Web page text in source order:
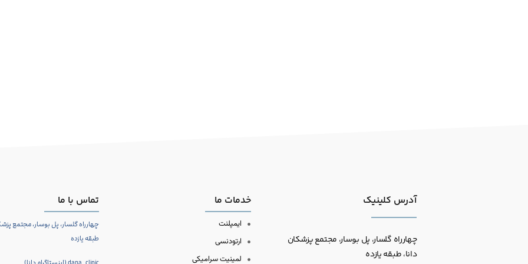
تماس با ما
چهارراه گلسار، پل بوسار، مجتمع
طبقه یازده
خدمات ما
ایمپلنت
ارتودنسی
لمینیت سرامیکی
آدرس کلینیک
چهارراه گلسار، پل بوسار، مجتمع پزشکان
دانا، طبقه یازده